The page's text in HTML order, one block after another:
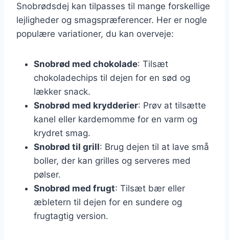
Snobrødsdej kan tilpasses til mange forskellige
lejligheder og smagspræferencer. Her er nogle
populære variationer, du kan overveje:
Snobrød med chokolade: Tilsæt
chokoladechips til dejen for en sød og
lækker snack.
Snobrød med krydderier: Prøv at tilsætte
kanel eller kardemomme for en varm og
krydret smag.
Snobrød til grill: Brug dejen til at lave små
boller, der kan grilles og serveres med
pølser.
Snobrød med frugt: Tilsæt bær eller
æbletern til dejen for en sundere og
frugtagtig version.